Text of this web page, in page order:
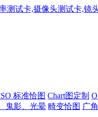
标准恰图 Chart图定制
鬼影、光晕 畸变恰图 广